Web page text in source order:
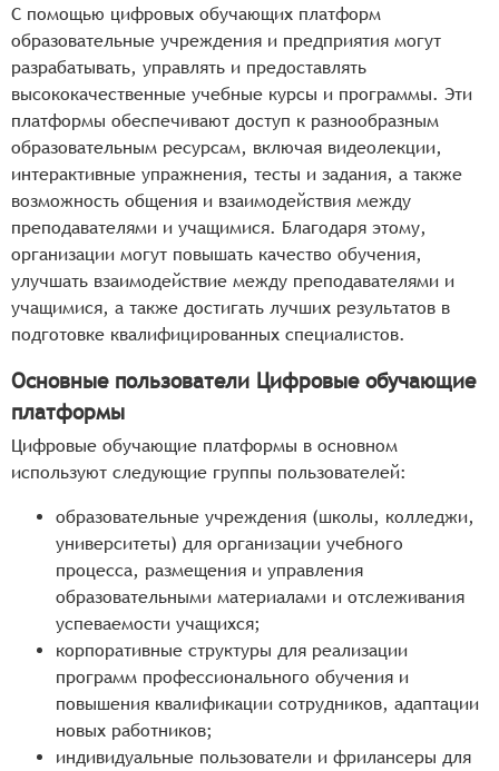
С помощью цифровых обучающих платформ
образовательные учреждения и предприятия могут
разрабатывать, управлять и предоставлять
высококачественные учебные курсы и программы. Эти
платформы обеспечивают доступ к разнообразным
образовательным ресурсам, включая видеолекции,
интерактивные упражнения, тесты и задания, а также
возможность общения и взаимодействия между
преподавателями и учащимися. Благодаря этому,
организации могут повышать качество обучения,
улучшать взаимодействие между преподавателями и
учащимися, а также достигать лучших результатов в
подготовке квалифицированных специалистов.
Основные пользователи Цифровые обучающие
платформы
Цифровые обучающие платформы в основном
используют следующие группы пользователей:
образовательные учреждения (школы, колледжи,
университеты) для организации учебного
процесса, размещения и управления
образовательными материалами и отслеживания
успеваемости учащихся;
корпоративные структуры для реализации
программ профессионального обучения и
повышения квалификации сотрудников, адаптации
новых работников;
индивидуальные пользователи и фрилансеры для